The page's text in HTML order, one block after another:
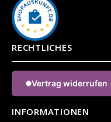
RECHTLICHES
Vertrag widerrufen
INFORMATIONEN